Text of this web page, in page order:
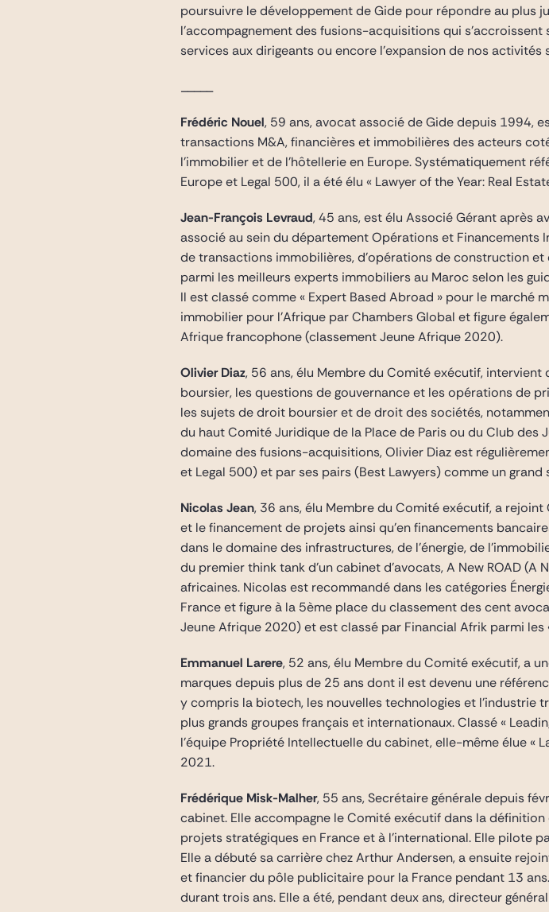
poursuivre le développement de Gide pour répondre au plus
l’accompagnement des fusions-acquisitions qui
services aux dirigeants ou encore l’expansion de nos activités
Frédéric Nouel, 59 ans, avocat associé de Gide depuis 1994,
transactions M&A, financières et immobilières des acteurs
l’immobilier et de l’hôtellerie en Europe. Systématiquement
Europe et Legal 500, il a été élu « Lawyer of the Year: Real
Jean-François Levraud, 45 ans, est élu Associé Gérant après
associé au sein du département Opérations et
de transactions immobilières, d’opérations de construction
parmi les meilleurs experts immobiliers au Maroc selon les
Il est classé comme « Expert Based Abroad » pour le
immobilier pour l’Afrique par Chambers Global et figure
Afrique francophone (classement Jeune Afrique 2020).
Olivier Diaz, 56 ans, élu Membre du Comité exécutif,
boursier, les questions de gouvernance et les opérations de
les sujets de droit boursier et de droit des sociétés,
du haut Comité Juridique de la Place de Paris ou du Club des
domaine des fusions-acquisitions, Olivier Diaz est
et Legal 500) et par ses pairs (Best Lawyers) comme un
Nicolas Jean, 36 ans, élu Membre du Comité exécutif, a
et le financement de projets ainsi qu’en financements
dans le domaine des infrastructures, de l’énergie, de
du premier think tank d’un cabinet d’avocats, A New ROAD
africaines. Nicolas est recommandé dans les catégories
France et figure à la 5ème place du classement des cent
Jeune Afrique 2020) et est classé par Financial Afrik parmi les
Emmanuel Larere, 52 ans, élu Membre du Comité exécutif, a
marques depuis plus de 25 ans dont il est devenu une
y compris la biotech, les nouvelles technologies et
plus grands groupes français et internationaux. Classé «
l’équipe Propriété Intellectuelle du cabinet, elle-même élue «
2021.
Frédérique Misk-Malher, 55 ans, Secrétaire générale depuis
cabinet. Elle accompagne le Comité exécutif dans la
projets stratégiques en France et à l’international. Elle pilote
Elle a débuté sa carrière chez Arthur Andersen, a ensuite
et financier du pôle publicitaire pour la France pendant 13
durant trois ans. Elle a été, pendant deux ans, directeur